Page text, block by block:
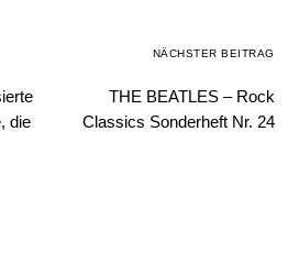
die
NÄCHSTER BEITRAG
THE BEATLES – Rock
Classics Sonderheft Nr. 24